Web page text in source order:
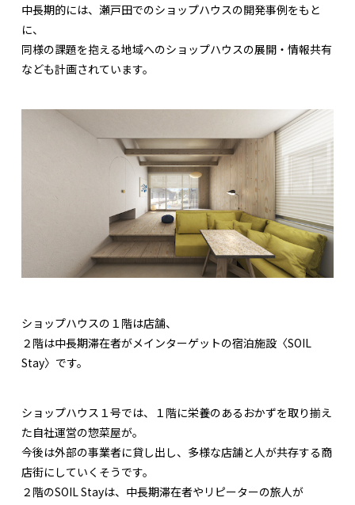
中長期的には、瀬戸田でのショップハウスの開発事例をもと
に、
同様の課題を抱える地域へのショップハウスの展開・情報共有
なども計画されています。
ショップハウスの１階は店舗、
２階は中長期滞在者がメインターゲットの宿泊施設〈SOIL
Stay〉です。
ショップハウス１号では、１階に栄養のあるおかずを取り揃え
た自社運営の惣菜屋が。
今後は外部の事業者に貸し出し、多様な店舗と人が共存する商
店街にしていくそうです。
２階のSOIL Stayは、中長期滞在者やリピーターの旅人が